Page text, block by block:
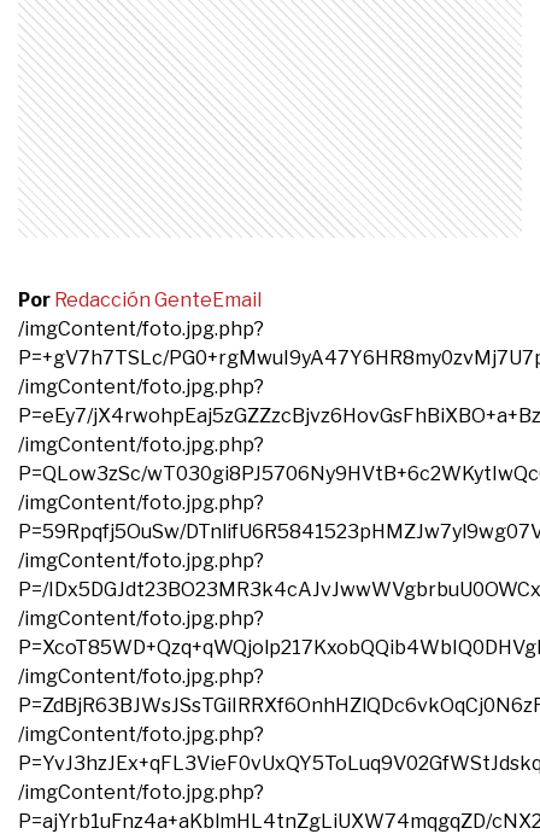
Por Redacción GenteEmail
/imgContent/foto.jpg.php?
P=+gV7h7TSLc/
/imgContent/foto.jpg.php?
P=eEy7/
/imgContent/foto.jpg.php?
P=QLow3zSc/
/imgContent/foto.jpg.php?
P=59Rpqfj5OuSw/
/imgContent/foto.jpg.php?
P=/
/imgContent/foto.jpg.php?
/imgContent/foto.jpg.php?
/imgContent/foto.jpg.php?
/imgContent/foto.jpg.php?
P=ajYrb1uFnz4a+aKblmHL4tnZgLiUXW74mqgqZD/